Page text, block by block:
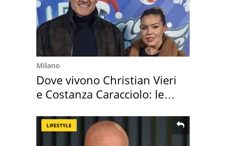
Milano
Dove vivono Christian Vieri
e Costanza Caracciolo: le
LIFESTYLE